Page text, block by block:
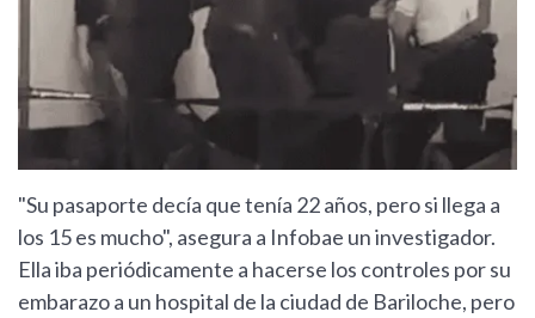
"Su pasaporte decía que tenía 22 años, pero si llega a
los 15 es mucho", asegura a Infobae un investigador.
Ella iba periódicamente a hacerse los controles por su
embarazo a un hospital de la ciudad de Bariloche, pero